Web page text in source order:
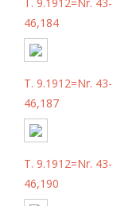
46,184
T. 9.1912=Nr. 43-
46,187
T. 9.1912=Nr. 43-
46,190